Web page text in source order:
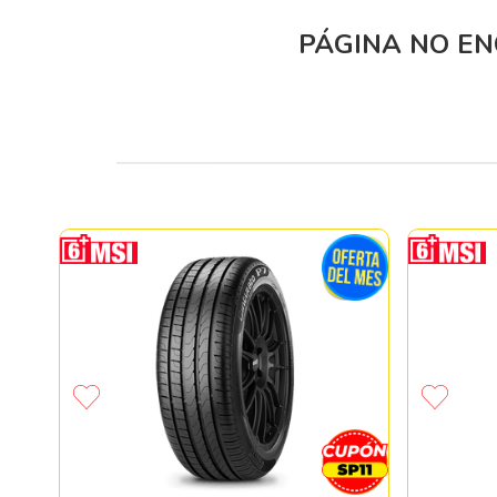
PÁGINA NO